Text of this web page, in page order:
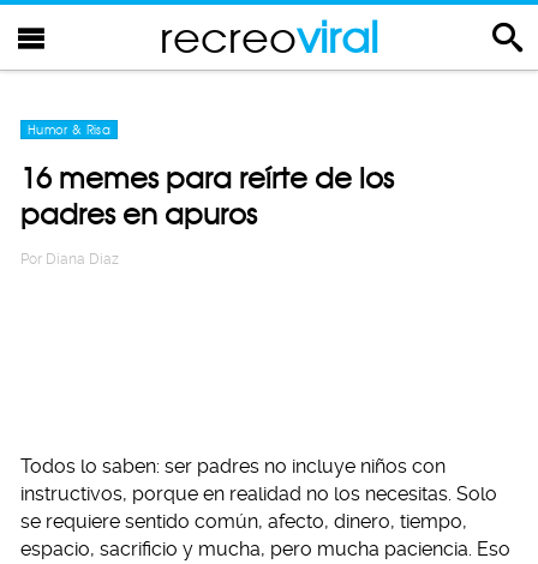
recreoviral
Humor & Risa
16 memes para reírte de los
padres en apuros
Por Diana Diaz
Todos lo saben: ser padres no incluye niños con
instructivos, porque en realidad no los necesitas. Solo
se requiere sentido común, afecto, dinero, tiempo,
espacio, sacrificio y mucha, pero mucha paciencia. Eso